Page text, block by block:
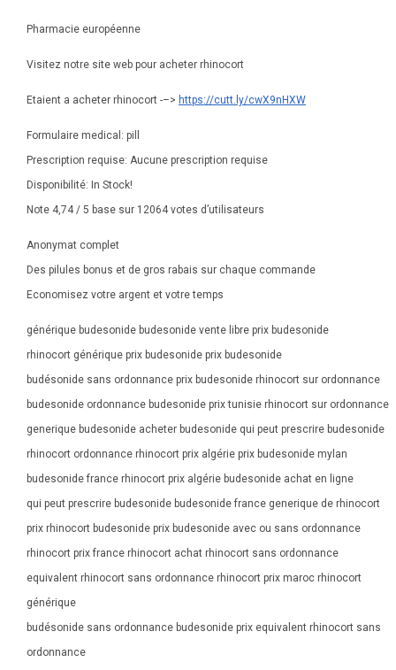
Pharmacie européenne
Visitez notre site web pour acheter rhinocort
Etaient a acheter rhinocort -–> https://cutt.ly/cwX9nHXW
Formulaire medical: pill
Prescription requise: Aucune prescription requise
Disponibilité: In Stock!
Note 4,74 / 5 base sur 12064 votes d’utilisateurs
Anonymat complet
Des pilules bonus et de gros rabais sur chaque commande
Economisez votre argent et votre temps
générique budesonide budesonide vente libre prix budesonide
rhinocort générique prix budesonide prix budesonide
budésonide sans ordonnance prix budesonide rhinocort sur ordonnance
budesonide ordonnance budesonide prix tunisie rhinocort sur ordonnance
generique budesonide acheter budesonide qui peut prescrire budesonide
rhinocort ordonnance rhinocort prix algérie prix budesonide mylan
budesonide france rhinocort prix algérie budesonide achat en ligne
qui peut prescrire budesonide budesonide france generique de rhinocort
prix rhinocort budesonide prix budesonide avec ou sans ordonnance
rhinocort prix france rhinocort achat rhinocort sans ordonnance
equivalent rhinocort sans ordonnance rhinocort prix maroc rhinocort
générique
budésonide sans ordonnance budesonide prix equivalent rhinocort sans
ordonnance